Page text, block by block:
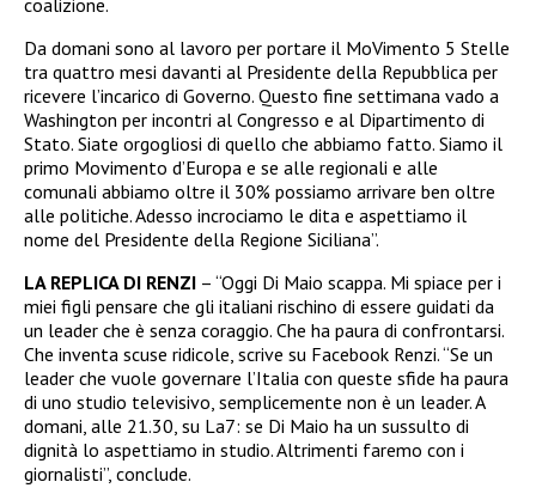
coalizione.
Da domani sono al lavoro per portare il MoVimento 5 Stelle
tra quattro mesi davanti al Presidente della Repubblica per
ricevere l’incarico di Governo. Questo fine settimana vado a
Washington per incontri al Congresso e al Dipartimento di
Stato. Siate orgogliosi di quello che abbiamo fatto. Siamo il
primo Movimento d’Europa e se alle regionali e alle
comunali abbiamo oltre il 30% possiamo arrivare ben oltre
alle politiche. Adesso incrociamo le dita e aspettiamo il
nome del Presidente della Regione Siciliana”.
LA REPLICA DI RENZI – “Oggi Di Maio scappa. Mi spiace per i
miei figli pensare che gli italiani rischino di essere guidati da
un leader che è senza coraggio. Che ha paura di confrontarsi.
Che inventa scuse ridicole, scrive su Facebook Renzi. “Se un
leader che vuole governare l’Italia con queste sfide ha paura
di uno studio televisivo, semplicemente non è un leader. A
domani, alle 21.30, su La7: se Di Maio ha un sussulto di
dignità lo aspettiamo in studio. Altrimenti faremo con i
giornalisti”, conclude.